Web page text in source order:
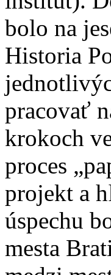
bolo na
Historia
pracovať
krokoch
proces
projekt a
úspechu
mesta